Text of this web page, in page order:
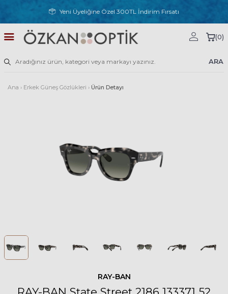
Yeni Üyeliğine Özel 300TL İndirim Fırsatı
ARA
(0)
Ana › Erkek Güneş Gözlükleri › Ürün Detayı
RAY-BAN